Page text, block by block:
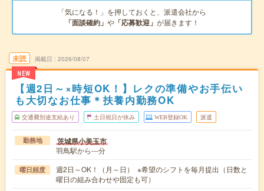
「気になる！」を押しておくと、派遣会社から
「面談確約」 や 「応募歓迎」 が届きます！
未読
NEW
掲載日 2026/08/07
【週2日～×時短OK！】レクの準備やお手伝い
も大切なお仕事＊扶養内勤務OK
交通費別途支給あり 土日祝日が休み WEB登録OK 派遣
勤務地 茨城県小美玉市
羽鳥駅から---分
曜日頻度
週2日～OK！（月～日） ※希望のシフトを毎月提出（日数と
曜日の組み合わせや固定も可）